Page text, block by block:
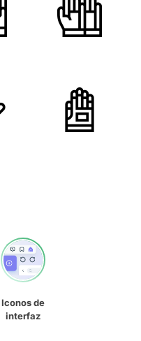
Iconos de
interfaz